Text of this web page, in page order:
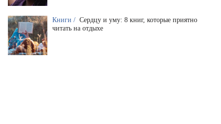
Книги / Сердцу и уму: 8 книг, которые приятно
читать на отдыхе